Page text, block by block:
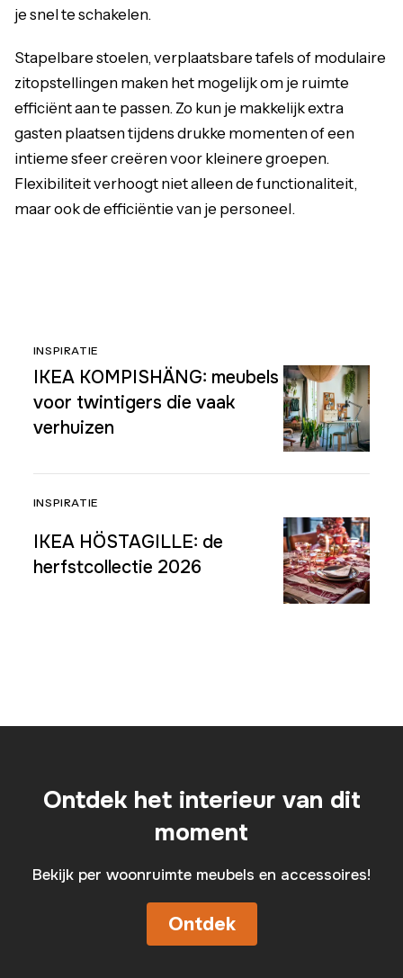
je snel te schakelen.
Stapelbare stoelen, verplaatsbare tafels of modulaire
zitopstellingen maken het mogelijk om je ruimte
efficiënt aan te passen. Zo kun je makkelijk extra
gasten plaatsen tijdens drukke momenten of een
intieme sfeer creëren voor kleinere groepen.
Flexibiliteit verhoogt niet alleen de functionaliteit,
maar ook de efficiëntie van je personeel.
INSPIRATIE
IKEA KOMPISHÄNG: meubels
voor twintigers die vaak
verhuizen
INSPIRATIE
IKEA HÖSTAGILLE: de
herfstcollectie 2026
Ontdek het interieur van dit
moment
Bekijk per woonruimte meubels en accessoires!
Ontdek